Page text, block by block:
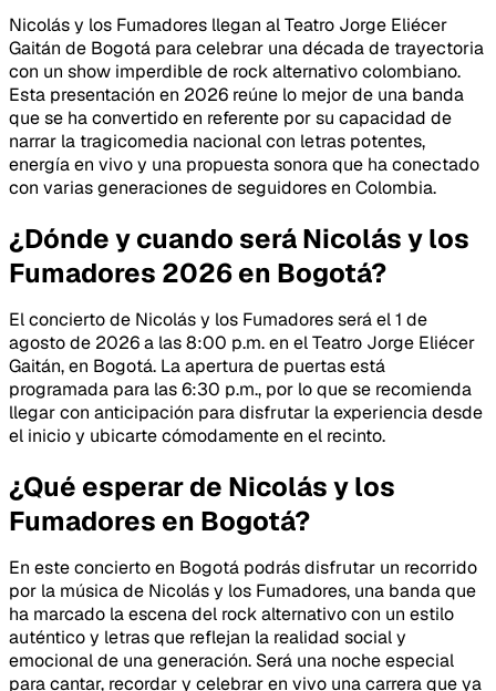
Nicolás y los Fumadores llegan al Teatro Jorge Eliécer
Gaitán de Bogotá para celebrar una década de trayectoria
con un show imperdible de rock alternativo colombiano.
Esta presentación en 2026 reúne lo mejor de una banda
que se ha convertido en referente por su capacidad de
narrar la tragicomedia nacional con letras potentes,
energía en vivo y una propuesta sonora que ha conectado
con varias generaciones de seguidores en Colombia.
¿Dónde y cuando será Nicolás y los
Fumadores 2026 en Bogotá?
El concierto de Nicolás y los Fumadores será el 1 de
agosto de 2026 a las 8:00 p.m. en el Teatro Jorge Eliécer
Gaitán, en Bogotá. La apertura de puertas está
programada para las 6:30 p.m., por lo que se recomienda
llegar con anticipación para disfrutar la experiencia desde
el inicio y ubicarte cómodamente en el recinto.
¿Qué esperar de Nicolás y los
Fumadores en Bogotá?
En este concierto en Bogotá podrás disfrutar un recorrido
por la música de Nicolás y los Fumadores, una banda que
ha marcado la escena del rock alternativo con un estilo
auténtico y letras que reflejan la realidad social y
emocional de una generación. Será una noche especial
para cantar, recordar y celebrar en vivo una carrera que ya